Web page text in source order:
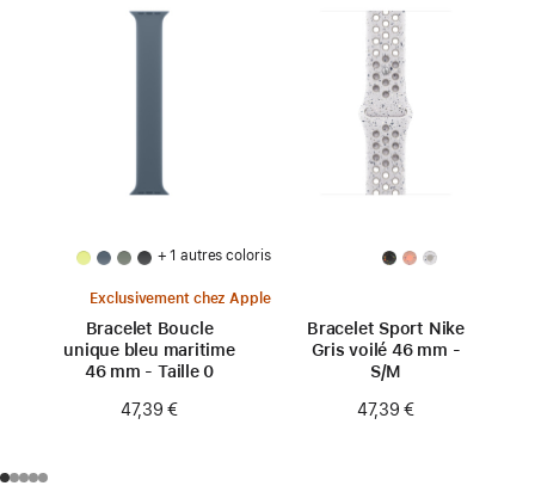
+ 1 autres coloris
Exclusivement chez Apple
Bracelet Boucle
unique bleu maritime
46 mm - Taille 0
47,39 €
Bracelet Sport Nike
Gris voilé 46 mm -
S/M
47,39 €